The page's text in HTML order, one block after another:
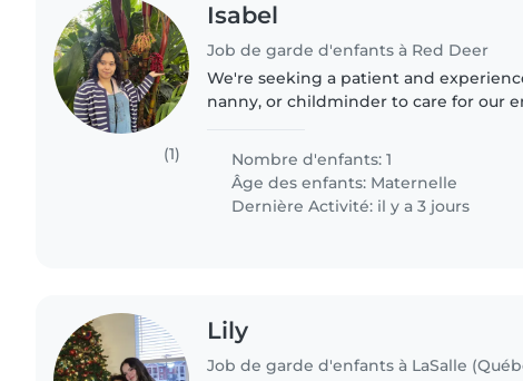
(1)
Isabel
Job de garde d'enfants à Red Deer
We're seeking a patient and
nanny, or childminder to care for our
laughter and always eager..
Nombre d'enfants: 1
Âge des enfants: Maternelle
Dernière Activité: il y a 3 jours
Lily
Job de garde d'enfants à LaSalle